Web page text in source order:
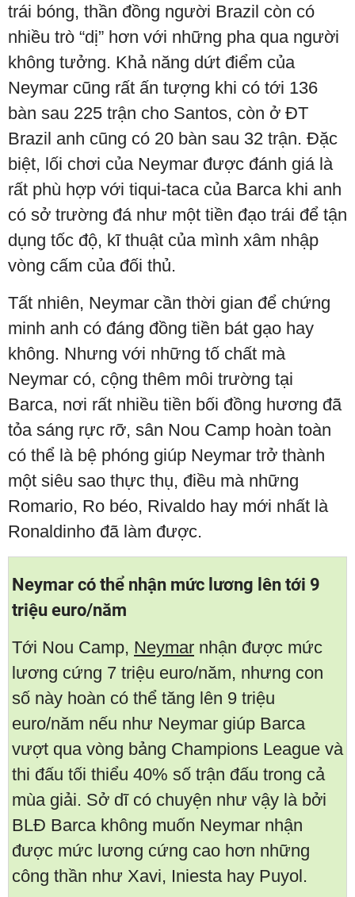
trái bóng, thần đồng người Brazil còn có
nhiều trò “dị” hơn với những pha qua người
không tưởng. Khả năng dứt điểm của
Neymar cũng rất ấn tượng khi có tới 136
bàn sau 225 trận cho Santos, còn ở ĐT
Brazil anh cũng có 20 bàn sau 32 trận. Đặc
biệt, lối chơi của Neymar được đánh giá là
rất phù hợp với tiqui-taca của Barca khi anh
có sở trường đá như một tiền đạo trái để tận
dụng tốc độ, kĩ thuật của mình xâm nhập
vòng cấm của đối thủ.
Tất nhiên, Neymar cần thời gian để chứng
minh anh có đáng đồng tiền bát gạo hay
không. Nhưng với những tố chất mà
Neymar có, cộng thêm môi trường tại
Barca, nơi rất nhiều tiền bối đồng hương đã
tỏa sáng rực rỡ, sân Nou Camp hoàn toàn
có thể là bệ phóng giúp Neymar trở thành
một siêu sao thực thụ, điều mà những
Romario, Ro béo, Rivaldo hay mới nhất là
Ronaldinho đã làm được.
Neymar có thể nhận mức lương lên tới 9
triệu euro/năm
Tới Nou Camp, Neymar nhận được mức
lương cứng 7 triệu euro/năm, nhưng con
số này hoàn có thể tăng lên 9 triệu
euro/năm nếu như Neymar giúp Barca
vượt qua vòng bảng Champions League và
thi đấu tối thiểu 40% số trận đấu trong cả
mùa giải. Sở dĩ có chuyện như vậy là bởi
BLĐ Barca không muốn Neymar nhận
được mức lương cứng cao hơn những
công thần như Xavi, Iniesta hay Puyol.